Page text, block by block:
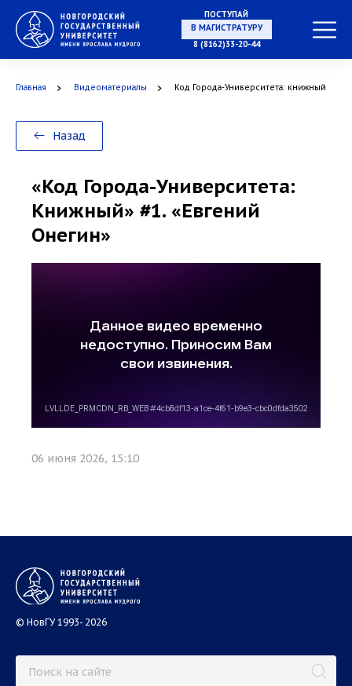
ПОСТУПАЙ
В МАГИСТРАТУРУ
В ОРДИНАТУРУ
8 (8162)33-20-44
Главная Видеоматериалы Код Города-Университета: книжный
Назад
«Код Города-Университета:
Книжный» #1. «Евгений
Онегин»
06 июня 2026, 15:10
© НовГУ 1993- 2026